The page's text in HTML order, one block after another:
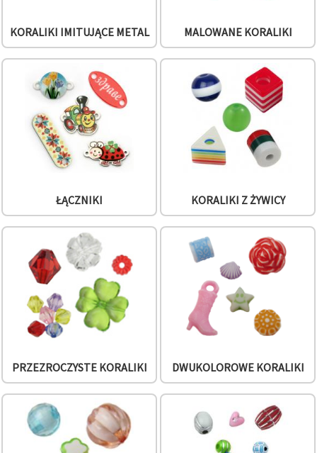
KORALIKI IMITUJĄCE METAL MALOWANE KORALIKI
ŁĄCZNIKI KORALIKI Z ŻYWICY
PRZEZROCZYSTE KORALIKI DWUKOLOROWE KORALIKI